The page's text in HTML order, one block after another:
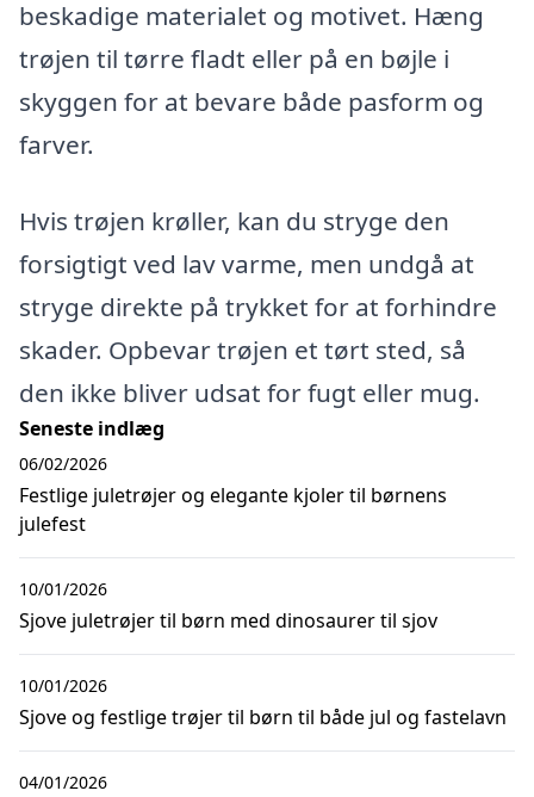
beskadige materialet og motivet. Hæng
trøjen til tørre fladt eller på en bøjle i
skyggen for at bevare både pasform og
farver.
Hvis trøjen krøller, kan du stryge den
forsigtigt ved lav varme, men undgå at
stryge direkte på trykket for at forhindre
skader. Opbevar trøjen et tørt sted, så
den ikke bliver udsat for fugt eller mug.
Seneste indlæg
Festlige juletrøjer og elegante kjoler til børnens
julefest
06/02/2026
Sjove juletrøjer til børn med dinosaurer til sjov
10/01/2026
Sjove og festlige trøjer til børn til både jul og fastelavn
10/01/2026
04/01/2026